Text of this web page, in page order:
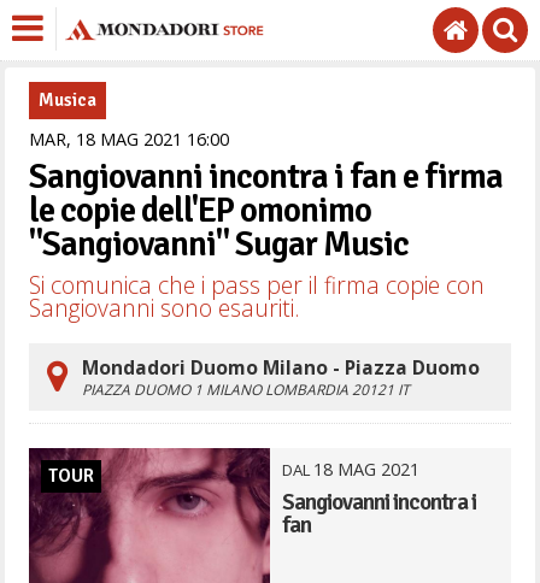
Musica
MAR, 18 MAG 2021 1600
Sangiovanni incontra i fan e firma
le copie dell'EP omonimo
"Sangiovanni" Sugar Music
Si comunica che i pass per il firma copie con
Sangiovanni sono esauriti.
Mondadori Duomo Milano - Piazza Duomo
PIAZZA DUOMO 1 MILANO LOMBARDIA 20121 IT
TOUR DAL18 MAG 2021
Sangiovanni incontra i
fan